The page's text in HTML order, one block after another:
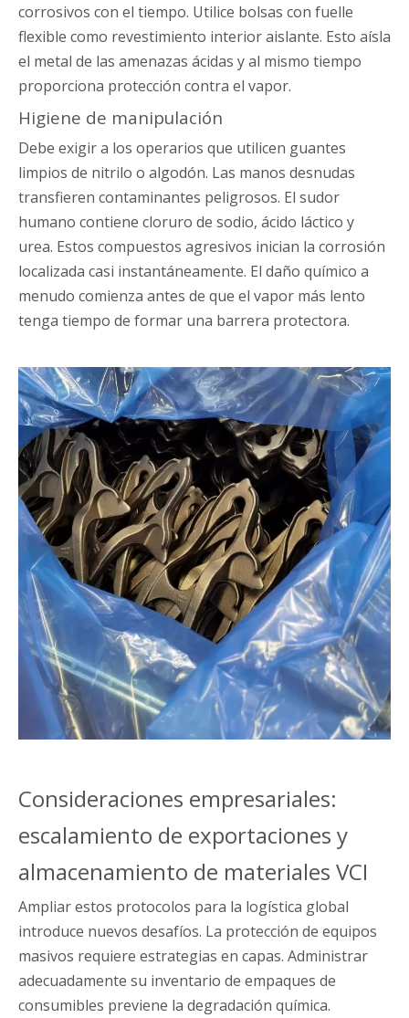
corrosivos con el tiempo. Utilice bolsas con fuelle
flexible como revestimiento interior aislante. Esto aísla
el metal de las amenazas ácidas y al mismo tiempo
proporciona protección contra el vapor.
Higiene de manipulación
Debe exigir a los operarios que utilicen guantes
limpios de nitrilo o algodón. Las manos desnudas
transfieren contaminantes peligrosos. El sudor
humano contiene cloruro de sodio, ácido láctico y
urea. Estos compuestos agresivos inician la corrosión
localizada casi instantáneamente. El daño químico a
menudo comienza antes de que el vapor más lento
tenga tiempo de formar una barrera protectora.
Consideraciones empresariales:
escalamiento de exportaciones y
almacenamiento de materiales VCI
Ampliar estos protocolos para la logística global
introduce nuevos desafíos. La protección de equipos
masivos requiere estrategias en capas. Administrar
adecuadamente su inventario de empaques de
consumibles previene la degradación química.